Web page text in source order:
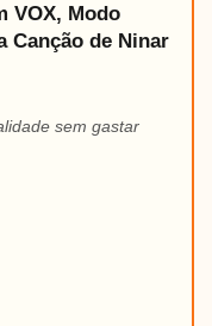
VOX, Modo
Canção de Ninar
sem gastar